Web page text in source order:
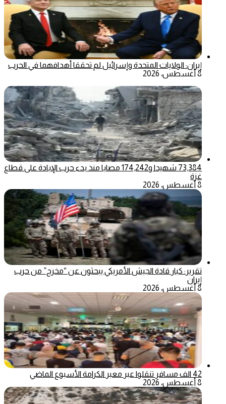
إيران: الولايات المتحدة وإسرائيل لم تحققا أهدافهما في الحرب
8 أغسطس، 2026
73,384 شهيدا و174,242 مصابا منذ بدء حرب الإبادة على قطاع
غزة
8 أغسطس، 2026
تقرير: كبار قادة الجيش الأمريكي يبحثون عن “مخرج” من حرب
إيران
8 أغسطس، 2026
42 الف مسافر تنقلوا عبر معبر الكرامة الأسبوع الماضي
8 أغسطس، 2026